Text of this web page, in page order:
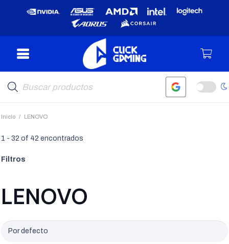
de
productos
Inicio / LENOVO
1 -32 of 42 encontrados
Filtros
LENOVO